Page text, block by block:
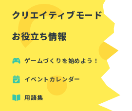
クリエイティブモード
お役立ち情報
ゲームづくりを始めよう！
イベントカレンダー
用語集